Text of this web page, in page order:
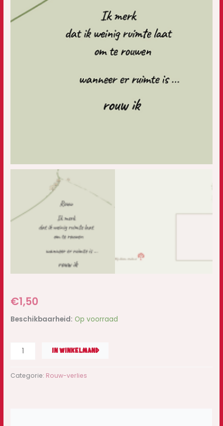
€1,50
Beschikbaarheid: Op voorraad
IN WINKELMAND
Categorie: Rouw-verlies